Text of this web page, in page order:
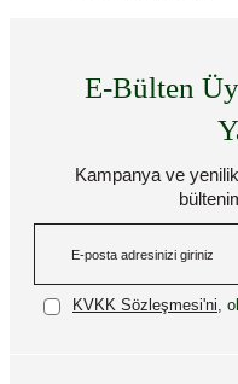
E-Bülten
Kampanya ve
KVKK Sözleşmesi'ni,